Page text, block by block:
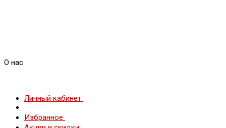
О нас
Личный кабинет
Избранное